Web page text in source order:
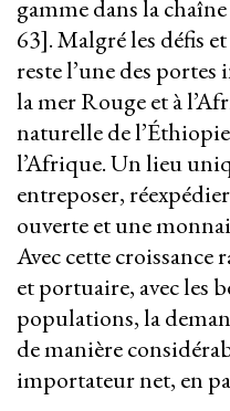
gamme dans la
63]. Malgré les défis
reste l’une des portes
la mer Rouge et à
naturelle de
l’Afrique. Un lieu
entreposer,
ouverte et une
Avec cette croissance
et portuaire, avec les
populations, la
de manière
importateur net, en